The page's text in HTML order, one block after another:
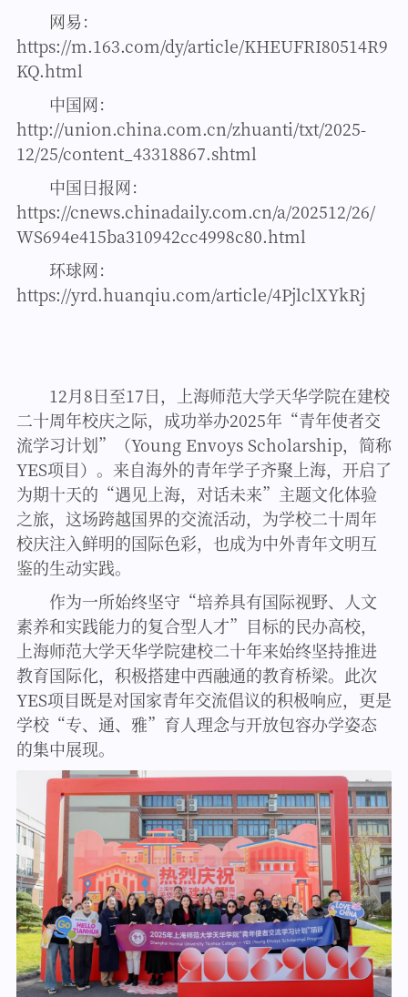
网易：
https://m.163.com/dy/article/KHEUFRI80514R9
KQ.html
中国网：
http://union.china.com.cn/zhuanti/txt/2025-
12/25/content_43318867.shtml
中国日报网：
https://cnews.chinadaily.com.cn/a/202512/26/
WS694e415ba310942cc4998c80.html
环球网：
https://yrd.huanqiu.com/article/4PjlclXYkRj
12月8日至17日，上海师范大学天华学院在建校
二十周年校庆之际，成功举办2025年“青年使者交
流学习计划”（Young Envoys Scholarship，简称
YES项目）。来自海外的青年学子齐聚上海，开启了
为期十天的“遇见上海，对话未来”主题文化体验
之旅，这场跨越国界的交流活动，为学校二十周年
校庆注入鲜明的国际色彩，也成为中外青年文明互
鉴的生动实践。
作为一所始终坚守“培养具有国际视野、人文
素养和实践能力的复合型人才”目标的民办高校，
上海师范大学天华学院建校二十年来始终坚持推进
教育国际化，积极搭建中西融通的教育桥梁。此次
YES项目既是对国家青年交流倡议的积极响应，更是
学校“专、通、雅”育人理念与开放包容办学姿态
的集中展现。